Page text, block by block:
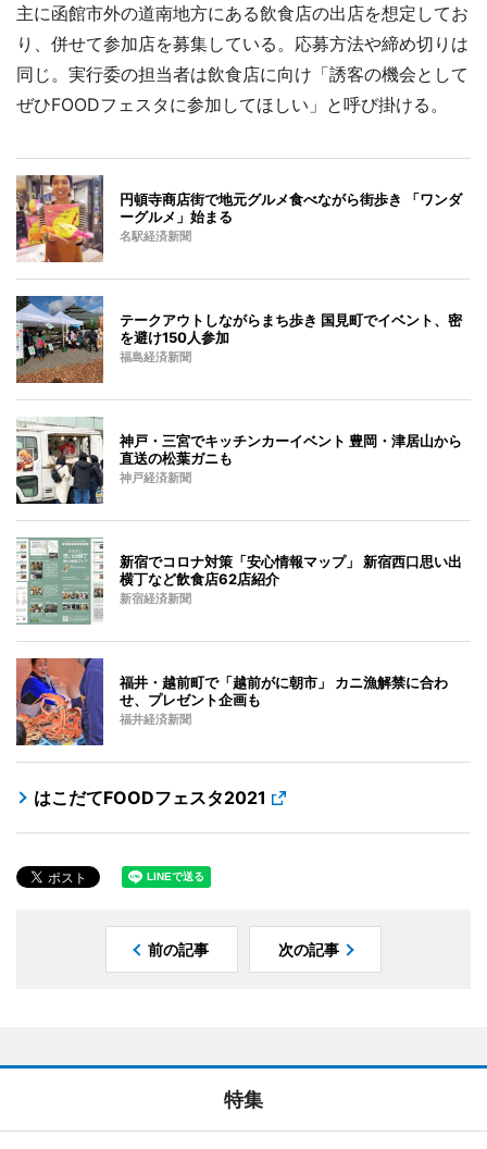
主に函館市外の道南地方にある飲食店の出店を想定してお
り、併せて参加店を募集している。応募方法や締め切りは
同じ。実行委の担当者は飲食店に向け「誘客の機会として
ぜひFOODフェスタに参加してほしい」と呼び掛ける。
円頓寺商店街で地元グルメ食べながら街歩き 「ワンダ
ーグルメ」始まる
名駅経済新聞
テークアウトしながらまち歩き 国見町でイベント、密
を避け150人参加
福島経済新聞
神戸・三宮でキッチンカーイベント 豊岡・津居山から
直送の松葉ガニも
神戸経済新聞
新宿でコロナ対策「安心情報マップ」 新宿西口思い出
横丁など飲食店62店紹介
新宿経済新聞
福井・越前町で「越前がに朝市」 カニ漁解禁に合わ
せ、プレゼント企画も
福井経済新聞
はこだてFOODフェスタ2021
前の記事 次の記事
特集